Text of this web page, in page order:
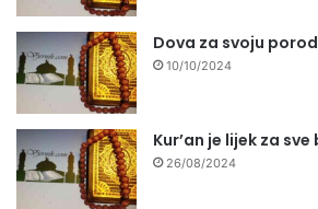
Dova za svoju
10/10/2024
Kur’an je lijek za
26/08/2024